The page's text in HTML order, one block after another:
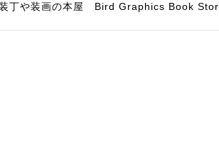
丁や装画の本屋 Bird Graphics Book